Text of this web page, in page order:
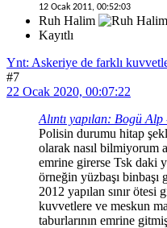
12 Ocak 2011, 00:52:03
Ruh Halim
Kayıtlı
Ynt: Askeriye de farklı
#7
22 Ocak 2020, 00:07:22
Alıntı yapılan: Bogü
Polisin durumu hitap
olarak nasıl bilmiyorum
emrine girerse Tsk daki
örneğin yüzbaşı
2012 yapılan sınır ötesi
kuvvetlere ve meskun
taburlarının emrine